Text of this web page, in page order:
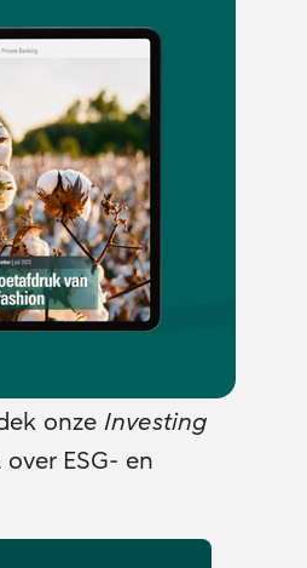
onze Investing
ESG- en